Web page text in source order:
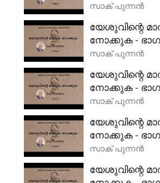
സാക് പുന്നൻ
യേശുവിന്റെ
നോക്കുക -
സാക് പുന്നൻ
യേശുവിന്റെ
നോക്കുക -
സാക് പുന്നൻ
യേശുവിന്റെ
നോക്കുക -
സാക് പുന്നൻ
യേശുവിന്റെ